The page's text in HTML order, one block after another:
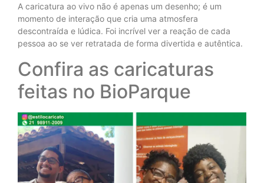
A caricatura ao vivo não é apenas um desenho; é um
momento de interação que cria uma atmosfera
descontraída e lúdica. Foi incrível ver a reação de cada
pessoa ao se ver retratada de forma divertida e autêntica.
Confira as caricaturas
feitas no BioParque